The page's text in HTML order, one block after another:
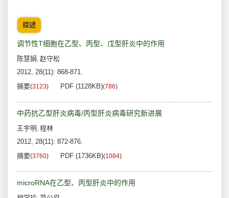
综述
调节性T细胞在乙型、丙型、戊型肝炎中的作用
陈慧娟, 赵守松
2012, 28(11): 868-871.
摘要(3123) PDF (1128KB)(786)
中药抗乙型肝炎病毒/丙型肝炎病毒研究新进展
王宇明 , 程林
2012, 28(11): 872-876.
摘要(3760) PDF (1736KB)(1084)
microRNA在乙型、丙型肝炎中的作用